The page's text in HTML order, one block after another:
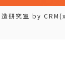
造研究室 by